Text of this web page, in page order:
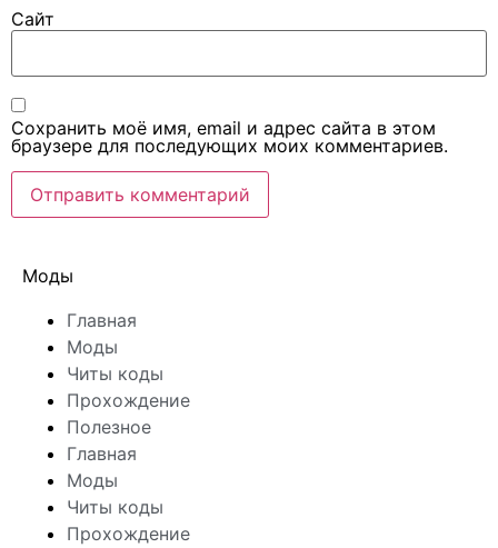
Сайт
Сохранить моё имя, email и адрес сайта в этом
браузере для последующих моих комментариев.
Моды
Главная
Моды
Читы коды
Прохождение
Полезное
Главная
Моды
Читы коды
Прохождение